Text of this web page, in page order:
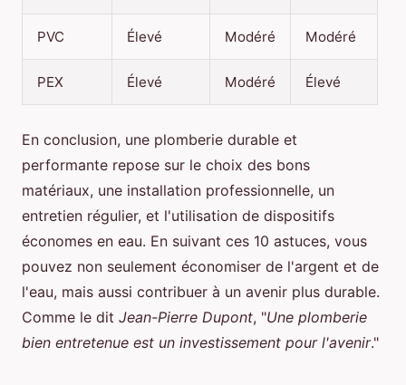
PVC Élevé Modéré Modéré
PEX Élevé Modéré Élevé
En conclusion, une plomberie durable et
performante repose sur le choix des bons
matériaux, une installation professionnelle, un
entretien régulier, et l'utilisation de dispositifs
économes en eau. En suivant ces 10 astuces, vous
pouvez non seulement économiser de l'argent et de
l'eau, mais aussi contribuer à un avenir plus durable.
Comme le dit Jean-Pierre Dupont, "Une plomberie
bien entretenue est un investissement pour l'avenir."